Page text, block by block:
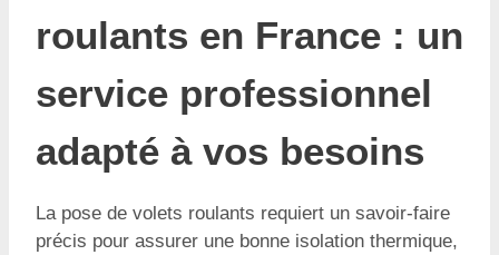
roulants en France : un
service professionnel
adapté à vos besoins
La pose de volets roulants requiert un savoir-faire
précis pour assurer une bonne isolation thermique,